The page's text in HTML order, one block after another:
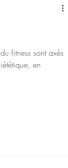
fitness sont axés
en